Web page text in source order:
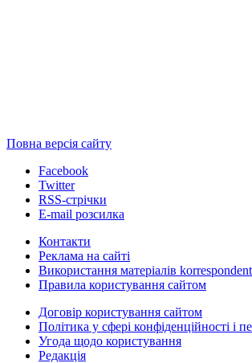
Повна версія сайту
Facebook
Twitter
RSS-стрічки
E-mail розсилка
Контакти
Реклама на сайті
Використання матеріалів
Правила користування сайтом
Договір користування сайтом
Політика у сфері конфіденційності і
Угода щодо користування
Редакція